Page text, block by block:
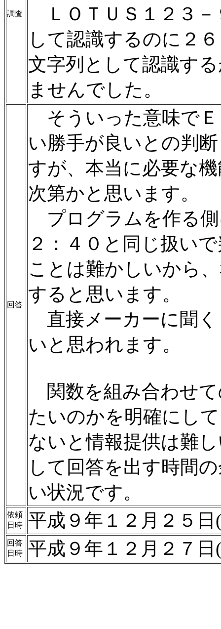
調査
ＬＯＴＵＳ１２３－
して認識するのに２
文字列として認識す
ませんでした。
回答
そういった意味でＥ
い勝手が良いとの判
すが、本当に必要な
次第かと思います。
プログラムを作る
２：４０と同じ扱い
ことは難かしいから
すると思います。
直接メーカーに聞
いと思われます。
関数を組み合わせ
たいのかを明確にし
ないと情報提供は難
して回答を出す時間
い状況です。
依頼
日時
平成９年１２月２５
回答
日時
平成９年１２月２７